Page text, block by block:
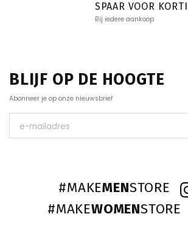
SPAAR VOOR
Bij iedere aankoop
BLIJF OP DE HOOGTE
Abonneer je op onze nieuwsbrief
#MAKEMENSTORE
#MAKEWOMENSTORE